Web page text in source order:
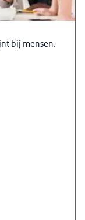
bij mensen.